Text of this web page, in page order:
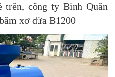
trên, công ty Bình Quân
xơ dừa B1200